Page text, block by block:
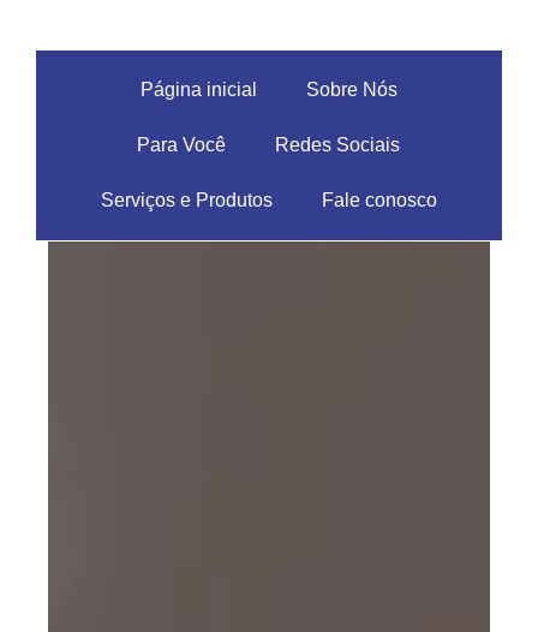
Página inicial Sobre Nós
Para Você Redes Sociais
Serviços e Produtos Fale conosco